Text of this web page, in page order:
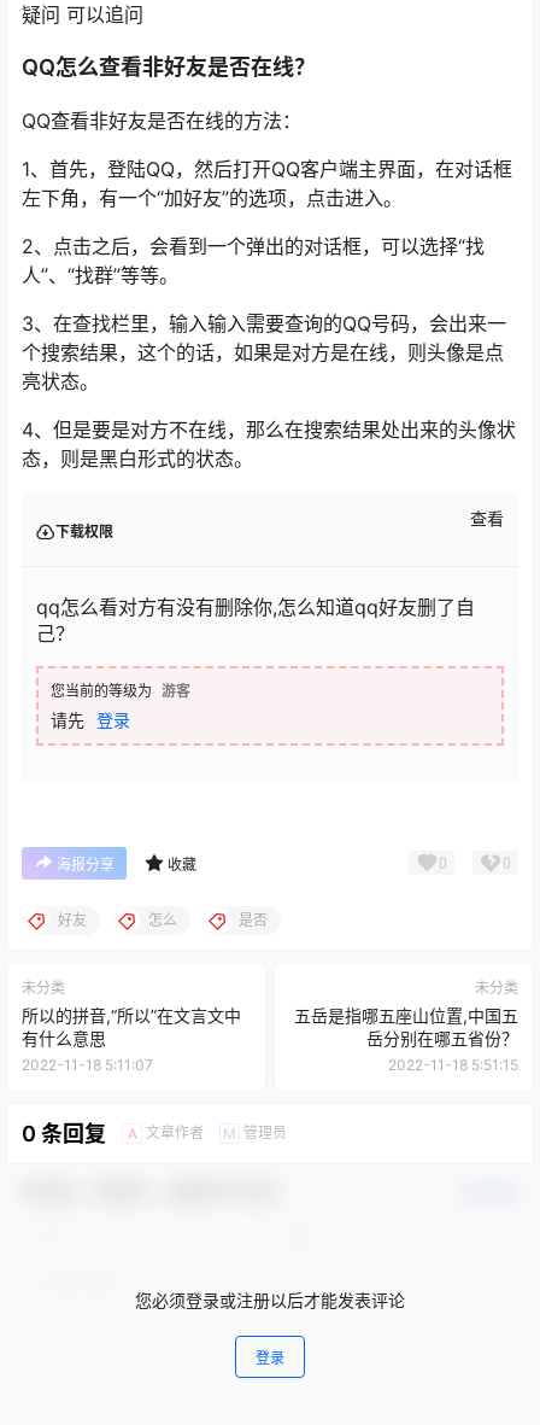
疑问 可以追问
QQ怎么查看非好友是否在线？
QQ查看非好友是否在线的方法：
1、首先，登陆QQ，然后打开QQ客户端主界面，在对话框
左下角，有一个“加好友”的选项，点击进入。
2、点击之后，会看到一个弹出的对话框，可以选择“找
人”、“找群”等等。
3、在查找栏里，输入输入需要查询的QQ号码，会出来一
个搜索结果，这个的话，如果是对方是在线，则头像是点
亮状态。
4、但是要是对方不在线，那么在搜索结果处出来的头像状
态，则是黑白形式的状态。
下载权限
查看
qq怎么看对方有没有删除你,怎么知道qq好友删了自
己？
您当前的等级为 游客
请先 登录
海报分享 收藏 0 0
好友 怎么 是否
未分类
所以的拼音,“所以”在文言文中
有什么意思
2022-11-18 5:11:07
未分类
五岳是指哪五座山位置,中国五
岳分别在哪五省份？
2022-11-18 5:51:15
0 条回复 A 文章作者 M 管理员
您必须登录或注册以后才能发表评论
登录